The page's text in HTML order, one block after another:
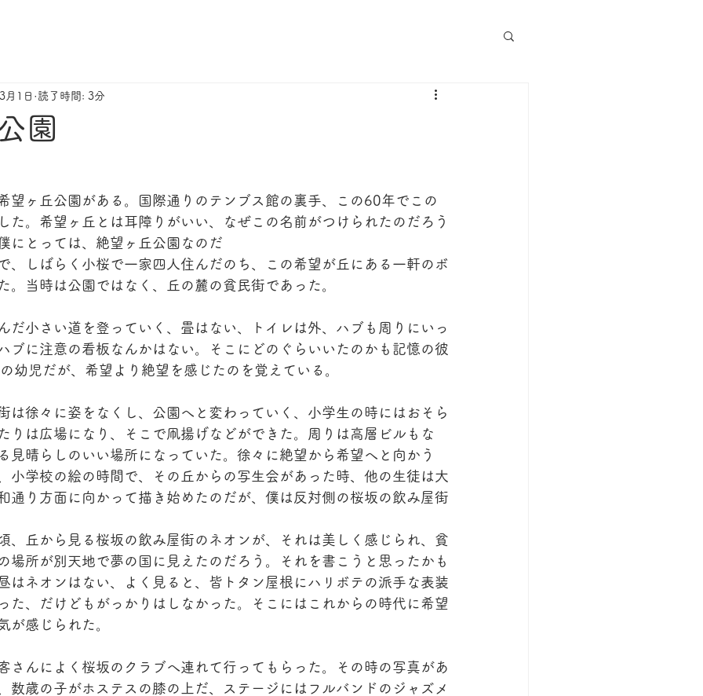
園
月1日 読了時間: 3分
ヶ丘公園がある。国際通りのテンブス館の裏手、この60年でこの
た。希望ヶ丘とは耳障りがいい、なぜこの名前がつけられたのだろう
にとっては、絶望ヶ丘公園なのだ
しばらく小桜で一家四人住んだのち、この希望が丘にある一軒のボ
。当時は公園ではなく、丘の麓の貧民街であった。
小さい道を登っていく、畳はない、トイレは外、ハブも周りにいっ
ブに注意の看板なんかはない。そこにどのぐらいいたのかも記憶の彼
幼児だが、希望より絶望を感じたのを覚えている。
徐々に姿をなくし、公園へと変わっていく、小学生の時にはおそら
りは広場になり、そこで凧揚げなどができた。周りは高層ビルもな
見晴らしのいい場所になっていた。徐々に絶望から希望へと向かう
学校の絵の時間で、その丘からの写生会があった時、他の生徒は大
通り方面に向かって描き始めたのだが、僕は反対側の桜坂の飲み屋街
丘から見る桜坂の飲み屋街のネオンが、それは美しく感じられ、貧
場所が別天地で夢の国に見えたのだろう。それを書こうと思ったかも
はネオンはない、よく見ると、皆トタン屋根にハリボテの派手な表装
た、だけどもがっかりはしなかった。そこにはこれからの時代に希望
が感じられた。
んによく桜坂のクラブへ連れて行ってもらった。その時の写真があ
数歳の子がホステスの膝の上だ、ステージにはフルバンドのジャズメ